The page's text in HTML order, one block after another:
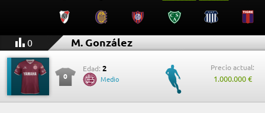
0 M. González
0
Edad: 2
Medio
Precio actual:
1.000.000 €